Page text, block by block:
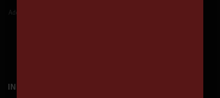
Además,
INFORMACIÓN